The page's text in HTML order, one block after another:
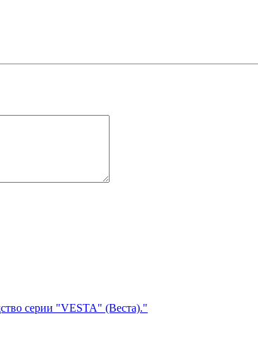
серии "VESTA" (Веста)."